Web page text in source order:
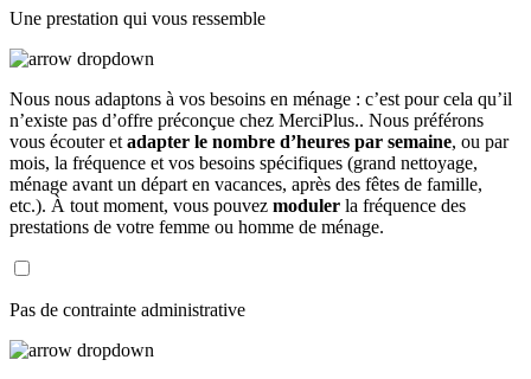
Une prestation qui vous ressemble
Nous nous adaptons à vos besoins en ménage : c’est pour cela qu’il
n’existe pas d’offre préconçue chez MerciPlus.. Nous préférons
vous écouter et adapter le nombre d’heures par semaine, ou par
mois, la fréquence et vos besoins spécifiques (grand nettoyage,
ménage avant un départ en vacances, après des fêtes de famille,
etc.). À tout moment, vous pouvez moduler la fréquence des
prestations de votre femme ou homme de ménage.
Pas de contrainte administrative